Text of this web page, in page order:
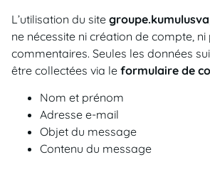
L’utilisation du site
ne nécessite ni création de compte,
commentaires. Seules les données
être collectées via le formulaire de
Nom et prénom
Adresse e-mail
Objet du message
Contenu du message